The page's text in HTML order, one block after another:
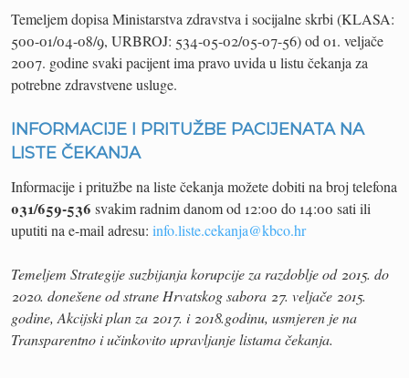
Temeljem dopisa Ministarstva zdravstva i socijalne skrbi (KLASA:
500-01/04-08/9, URBROJ: 534-05-02/05-07-56) od 01. veljače
2007. godine svaki pacijent ima pravo uvida u listu čekanja za
potrebne zdravstvene usluge.
INFORMACIJE I PRITUŽBE PACIJENATA NA
LISTE ČEKANJA
Informacije i pritužbe na liste čekanja možete dobiti na broj telefona
031/659-536 svakim radnim danom od 12:00 do 14:00 sati ili
uputiti na e-mail adresu: info.liste.cekanja@kbco.hr
Temeljem Strategije suzbijanja korupcije za razdoblje od 2015. do
2020. donešene od strane Hrvatskog sabora 27. veljače 2015.
godine, Akcijski plan za 2017. i 2018.godinu, usmjeren je na
Transparentno i učinkovito upravljanje listama čekanja.